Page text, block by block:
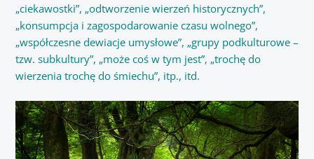
„ciekawostki”, „odtworzenie wierzeń historycznych”,
„konsumpcja i zagospodarowanie czasu wolnego”,
„współczesne dewiacje umysłowe”, „grupy podkulturowe –
tzw. subkultury”, „może coś w tym jest”, „trochę do
wierzenia trochę do śmiechu”, itp., itd.